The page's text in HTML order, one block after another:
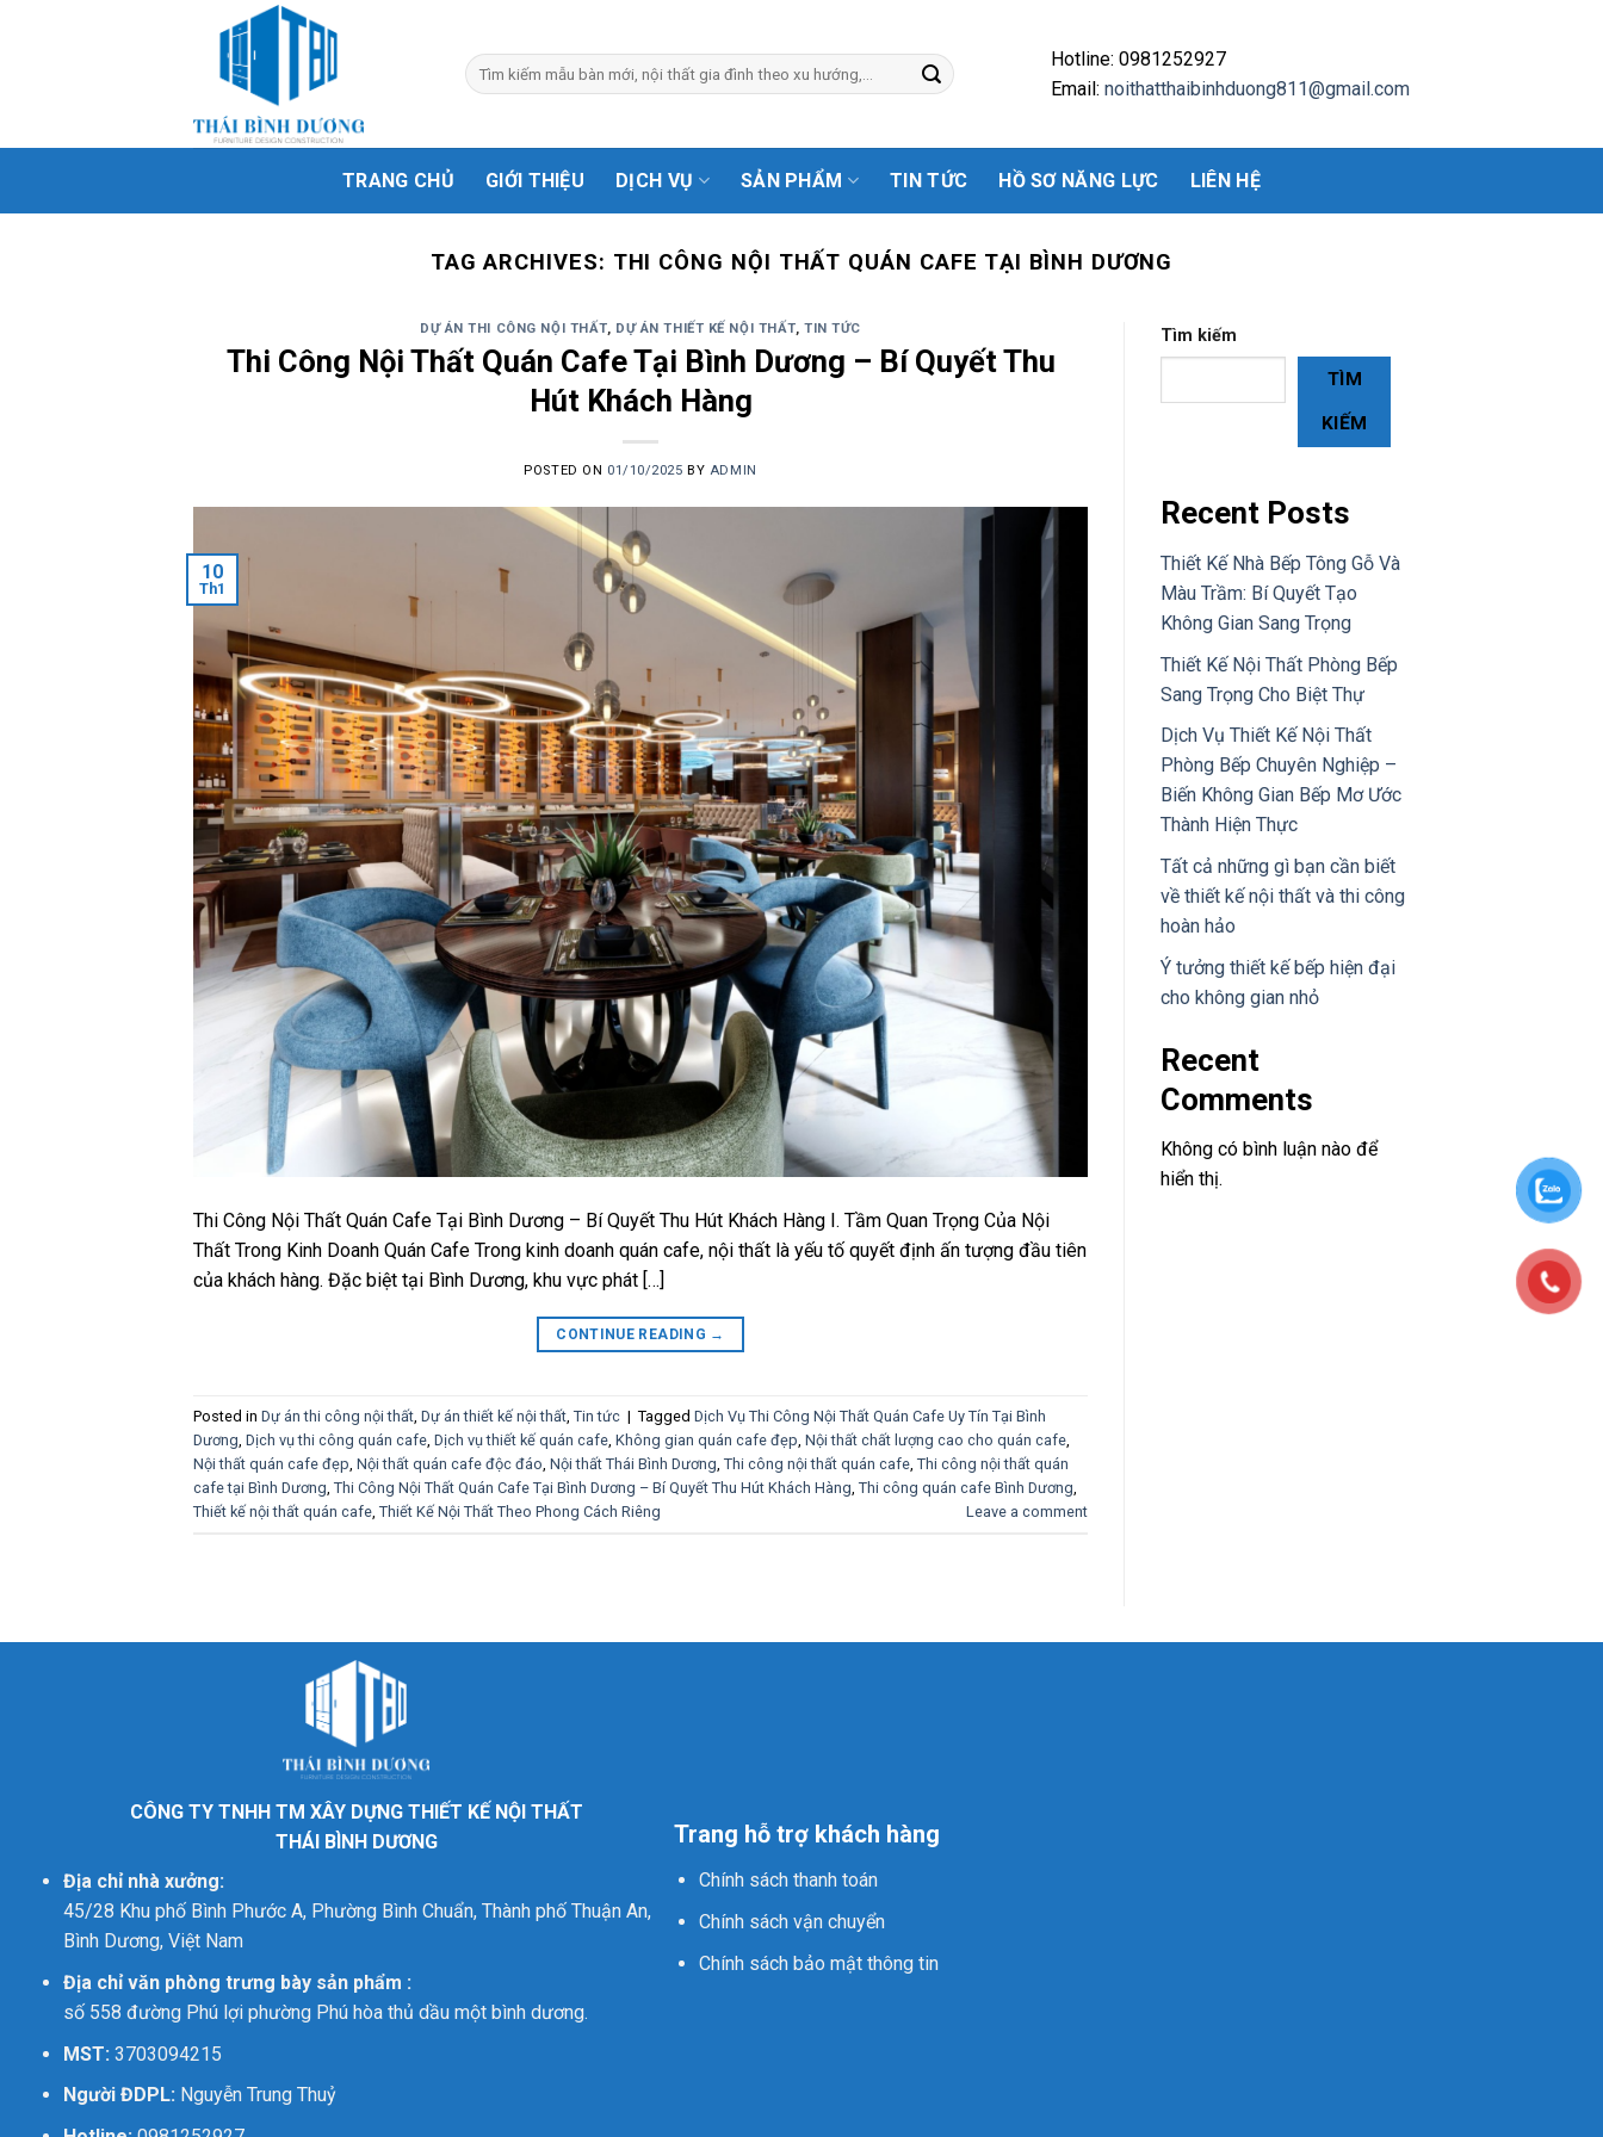
Search
for:
Hotline: 0981252927
Email: noithatthaibinhduong811@gmail.com
TRANG CHỦ GIỚI THIỆU DỊCH VỤ SẢN PHẨM TIN TỨC HỒ SƠ NĂNG LỰC LIÊN HỆ
TAG ARCHIVES: THI CÔNG NỘI THẤT QUÁN CAFE TẠI BÌNH DƯƠNG
DỰ ÁN THI CÔNG NỘI THẤT, DỰ ÁN THIẾT KẾ NỘI THẤT,TIN TỨC
Thi Công Nội Thất Quán Cafe Tại Bình Dương – Bí Quyết Thu
Hút Khách Hàng
POSTED ON 01/10/2025 BY ADMIN
10
Th1
Thi Công Nội Thất Quán Cafe Tại Bình Dương – Bí Quyết Thu Hút Khách Hàng I. Tầm Quan Trọng Của Nội
Thất Trong Kinh Doanh Quán Cafe Trong kinh doanh quán cafe, nội thất là yếu tố quyết định ấn tượng đầu tiên
của khách hàng. Đặc biệt tại Bình Dương, khu vực phát […]
CONTINUE READING →
Posted in Dự án thi công nội thất Dự án thiết kế nội thất Tin tức | Tagged Dịch Vụ Thi Công Nội Thất Quán Cafe Uy Tín Tại Bình
Dương Dịch vụ thi công quán cafe Dịch vụ thiết kế quán cafe Không gian quán cafe đẹp Nội thất chất lượng cao cho quán cafe
Nội thất quán cafe đẹp Nội thất quán cafe độc đáo Nội thất Thái Bình Dương Thi công nội thất quán cafe Thi công nội thất quán
cafe tại Bình Dương Thi Công Nội Thất Quán Cafe Tại Bình Dương – Bí Quyết Thu Hút Khách Hàng Thi công quán cafe Bình Dương
Thiết kế nội thất quán cafe Thiết Kế Nội Thất Theo Phong Cách Riêng Leave a comment
Tìm kiếm
TÌM
KIẾM
Recent Posts
Thiết Kế Nhà Bếp Tông Gỗ Và
Màu Trầm: Bí Quyết Tạo
Không Gian Sang Trọng
Thiết Kế Nội Thất Phòng Bếp
Sang Trọng Cho Biệt Thự
Dịch Vụ Thiết Kế Nội Thất
Phòng Bếp Chuyên Nghiệp –
Biến Không Gian Bếp Mơ Ước
Thành Hiện Thực
Tất cả những gì bạn cần biết
về thiết kế nội thất và thi công
hoàn hảo
Ý tưởng thiết kế bếp hiện đại
cho không gian nhỏ
Recent
Comments
Không có bình luận nào để
hiển thị.
CÔNG TY TNHH TM XÂY DỰNG THIẾT KẾ NỘI THẤT
THÁI BÌNH DƯƠNG
Địa chỉ nhà xưởng:
45/28 Khu phố Bình Phước A, Phường Bình Chuẩn, Thành phố Thuận An,
Bình Dương, Việt Nam
Địa chỉ văn phòng trưng bày sản phẩm :
số 558 đường Phú lợi phường Phú hòa thủ dầu một bình dương.
MST: 3703094215
Người ĐDPL:Nguyễn Trung Thuỷ
Trang hỗ trợ khách hàng
Chính sách thanh toán
Chính sách vận chuyển
Chính sách bảo mật thông tin